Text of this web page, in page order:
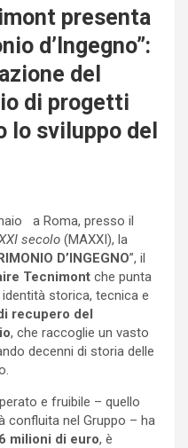
presenta
d’Ingegno”:
del
di progetti
lo sviluppo del
a Roma, presso il
secolo (MAXXI), la
D’INGEGNO”, il
Tecnimont che punta
storica, tecnica e
recupero del
, che raccoglie un vasto
decenni di storia delle
e fruibile – quello
confluita nel Gruppo – ha
milioni di euro, è